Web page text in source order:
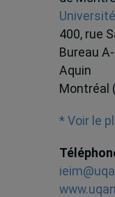
400, rue
Bureau
Aquin
Montréal
* Voir le